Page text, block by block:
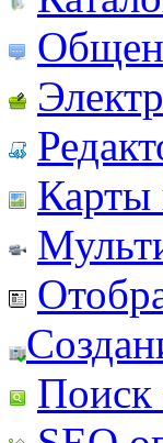
Карты
Поиск